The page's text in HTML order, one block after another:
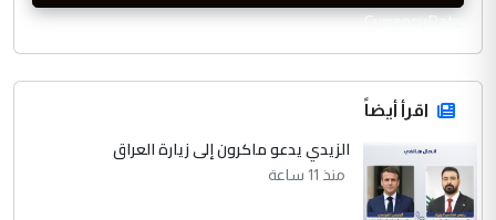
CurrencyRate
اقرأ أيضاً
الزيدي يدعو ماكرون إلى زيارة العراق
منذ 11 ساعة